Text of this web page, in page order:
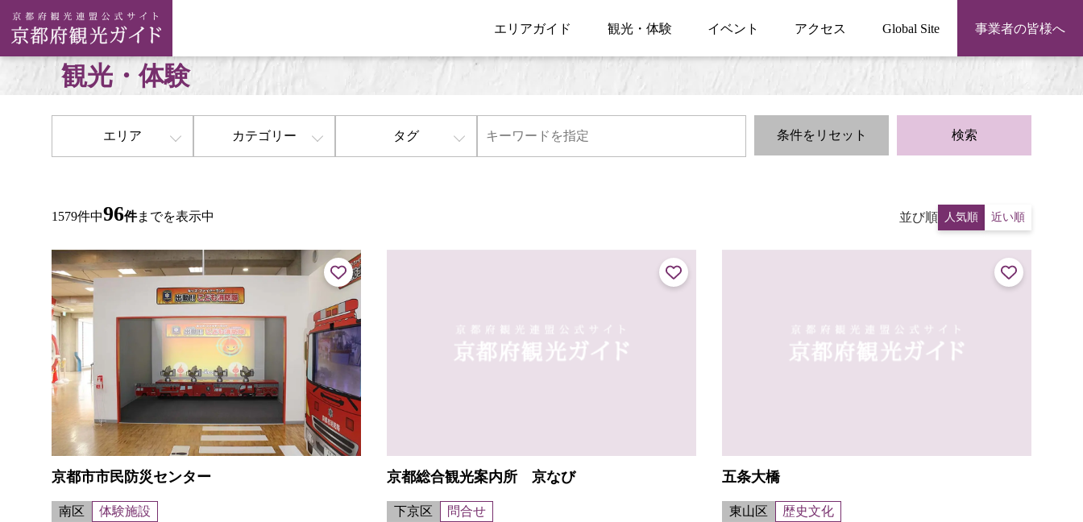
エリアガイド 観光・体験 イベント アクセス Global Site 事業者の皆様へ
観光・体験
エリア カテゴリー タグ 条件をリセット 検索
1579件中96件までを表示中 並び順 人気順 近い順
京都市市民防災センター
南区 体験施設
京都総合観光案内所 京なび
下京区 問合せ
五条大橋
東山区 歴史文化